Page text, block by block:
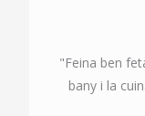
"Feina ben
bany i la